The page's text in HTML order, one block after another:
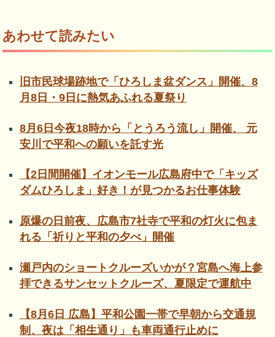
あわせて読みたい
旧市民球場跡地で「ひろしま盆ダンス」開催、8
月8日・9日に熱気あふれる夏祭り
8月6日今夜18時から「とうろう流し」開催、 元
安川で平和への願いを託す光
【2日間開催】イオンモール広島府中で「キッズ
ダムひろしま」好き！が見つかるお仕事体験
原爆の日前夜、広島市7社寺で平和の灯火に包ま
れる「祈りと平和の夕べ」開催
瀬戸内のショートクルーズいかが？宮島へ海上参
拝できるサンセットクルーズ、夏限定で運航中
【8月6日 広島】平和公園一帯で早朝から交通規
制、夜は「相生通り」も車両通行止めに